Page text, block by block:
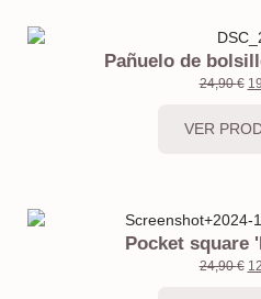
Pañuelo de
24,90€
VER
Pocket square
24,90€